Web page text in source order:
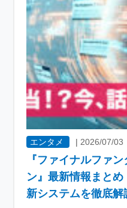
エンタメ |2026/07/03
『ファイナルファ
ン』最新情報まとめ
新システムを徹底解